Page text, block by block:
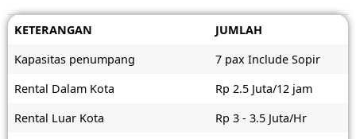
KETERANGAN
JUMLAH
Kapasitas penumpang
7 pax Include Sopir
Rental Dalam Kota
Rp 2.5 Juta/12 jam
Rental Luar Kota
Rp 3 - 3.5 Juta/Hr